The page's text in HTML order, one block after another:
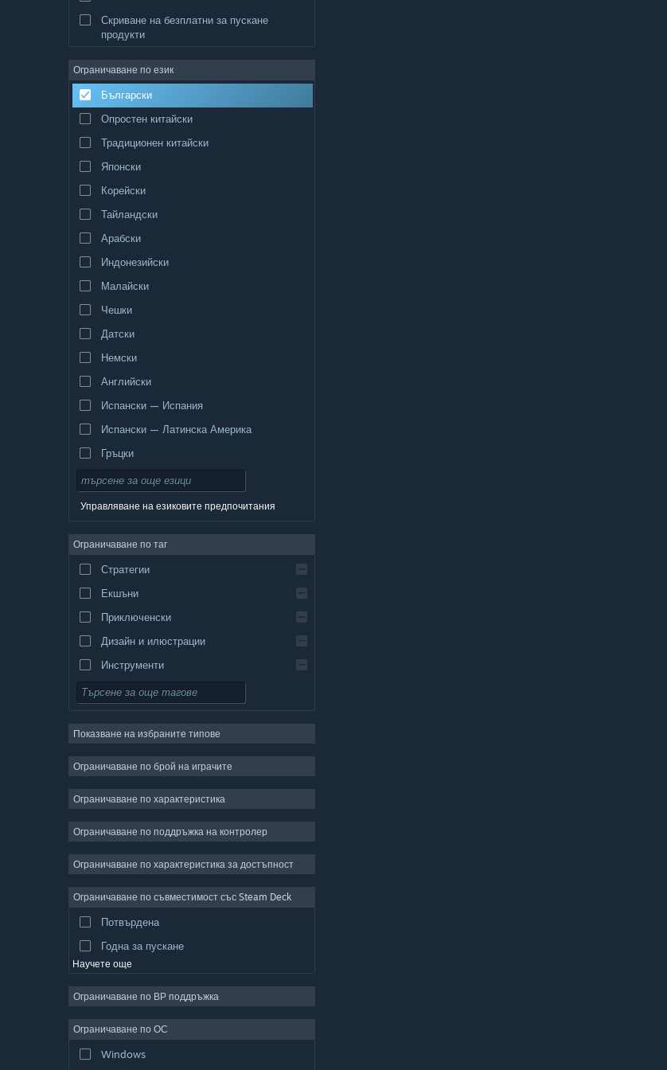
Скриване на безплатни за пускане
продукти
Ограничаване по език
Български
Опростен китайски
Традиционен китайски
Японски
Корейски
Тайландски
Арабски
Индонезийски
Малайски
Чешки
Датски
Немски
Английски
Испански — Испания
Испански — Латинска Америка
Гръцки
Управляване на езиковите предпочитания
Ограничаване по таг
Стратегии
Екшъни
Приключенски
Дизайн и илюстрации
Инструменти
Безплатни за пускане
Масивни мрежови
Независими
Неангажиращи
Симулации
Видео продукция
Редактор на снимки
Показване на избраните типове
Ограничаване по брой на играчите
Ограничаване по характеристика
Ограничаване по поддръжка на контролер
Ограничаване по характеристика за достъпност
Ограничаване по съвместимост със Steam Deck
Потвърдена
Годна за пускане
Научете още
Ограничаване по ВР поддръжка
Ограничаване по ОС
Windows